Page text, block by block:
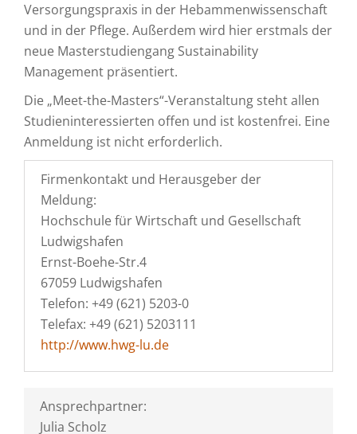
Versorgungspraxis in der Hebammenwissenschaft
und in der Pflege. Außerdem wird hier erstmals der
neue Masterstudiengang Sustainability
Management präsentiert.
Die „Meet-the-Masters“-Veranstaltung steht allen
Studieninteressierten offen und ist kostenfrei. Eine
Anmeldung ist nicht erforderlich.
Firmenkontakt und Herausgeber der
Meldung:
Hochschule für Wirtschaft und Gesellschaft
Ludwigshafen
Ernst-Boehe-Str.4
67059 Ludwigshafen
Telefon: +49 (621) 5203-0
Telefax: +49 (621) 5203111
http://www.hwg-lu.de
Ansprechpartner:
Julia Scholz